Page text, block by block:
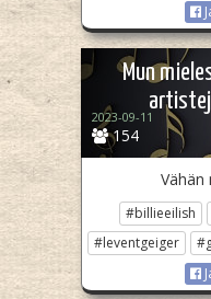
Mun
154
2023-09-11
Vähän
#billieeilish
#leventgeiger